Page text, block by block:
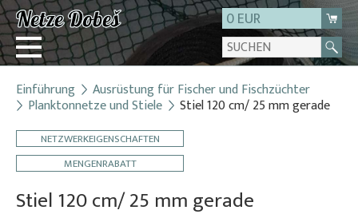
0 EUR
Login
Registrierung
Über uns
Kontakt
Einführung Ausrüstung für Fischer und Fischzüchter
Planktonnetze und Stiele Stiel 120 cm/ 25 mm gerade
NETZWERKEIGENSCHAFTEN
MENGENRABATT
Stiel 120 cm/ 25 mm gerade